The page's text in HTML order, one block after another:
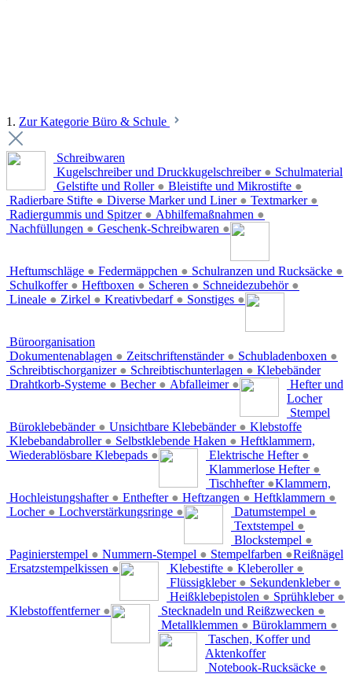
1. Zur Kategorie Büro & Schule
Schreibwaren
Kugelschreiber und Druckkugelschreiber ●
Gelstifte und Roller ● Bleistifte und Mikrostifte ●
Radierbare Stifte ● Diverse Marker und Liner ● Textmarker ●
Radiergummis und Spitzer ● Abhilfemaßnahmen ●
Nachfüllungen ● Geschenk-Schreibwaren ●
Schulmaterial
Heftumschläge ● Federmäppchen ● Schulranzen und Rucksäcke ●
Schulkoffer ● Heftboxen ● Scheren ● Schneidezubehör ●
Lineale ● Zirkel ● Kreativbedarf ● Sonstiges ●
Büroorganisation
Dokumentenablagen ● Zeitschriftenständer ● Schubladenboxen ●
Schreibtischorganizer ● Schreibtischunterlagen ●
Drahtkorb-Systeme ● Becher ● Abfalleimer ●
Klebebänder
Büroklebebänder ● Unsichtbare Klebebänder ●
Klebebandabroller ● Selbstklebende Haken ●
Wiederablösbare Klebepads ●
Hefter und
Locher
Elektrische Hefter ●
Klammerlose Hefter ●
Tischhefter ●
Hochleistungshafter ● Enthefter ● Heftzangen ● Heftklammern ●
Locher ● Lochverstärkungsringe ●
Stempel
Datumstempel ●
Textstempel ●
Blockstempel ●
Paginierstempel ● Nummern-Stempel ● Stempelfarben ●
Ersatzstempelkissen ●
Klebstoffe
Klebestifte ● Kleberoller ●
Flüssigkleber ● Sekundenkleber ●
Heißklebepistolen ● Sprühkleber ●
Klebstoffentferner ●
Heftklammern,
Klammern,
Reißnägel
Stecknadeln und Reißzwecken ●
Metallklemmen ● Büroklammern ●
Taschen, Koffer und
Aktenkoffer
Notebook-Rucksäcke ●